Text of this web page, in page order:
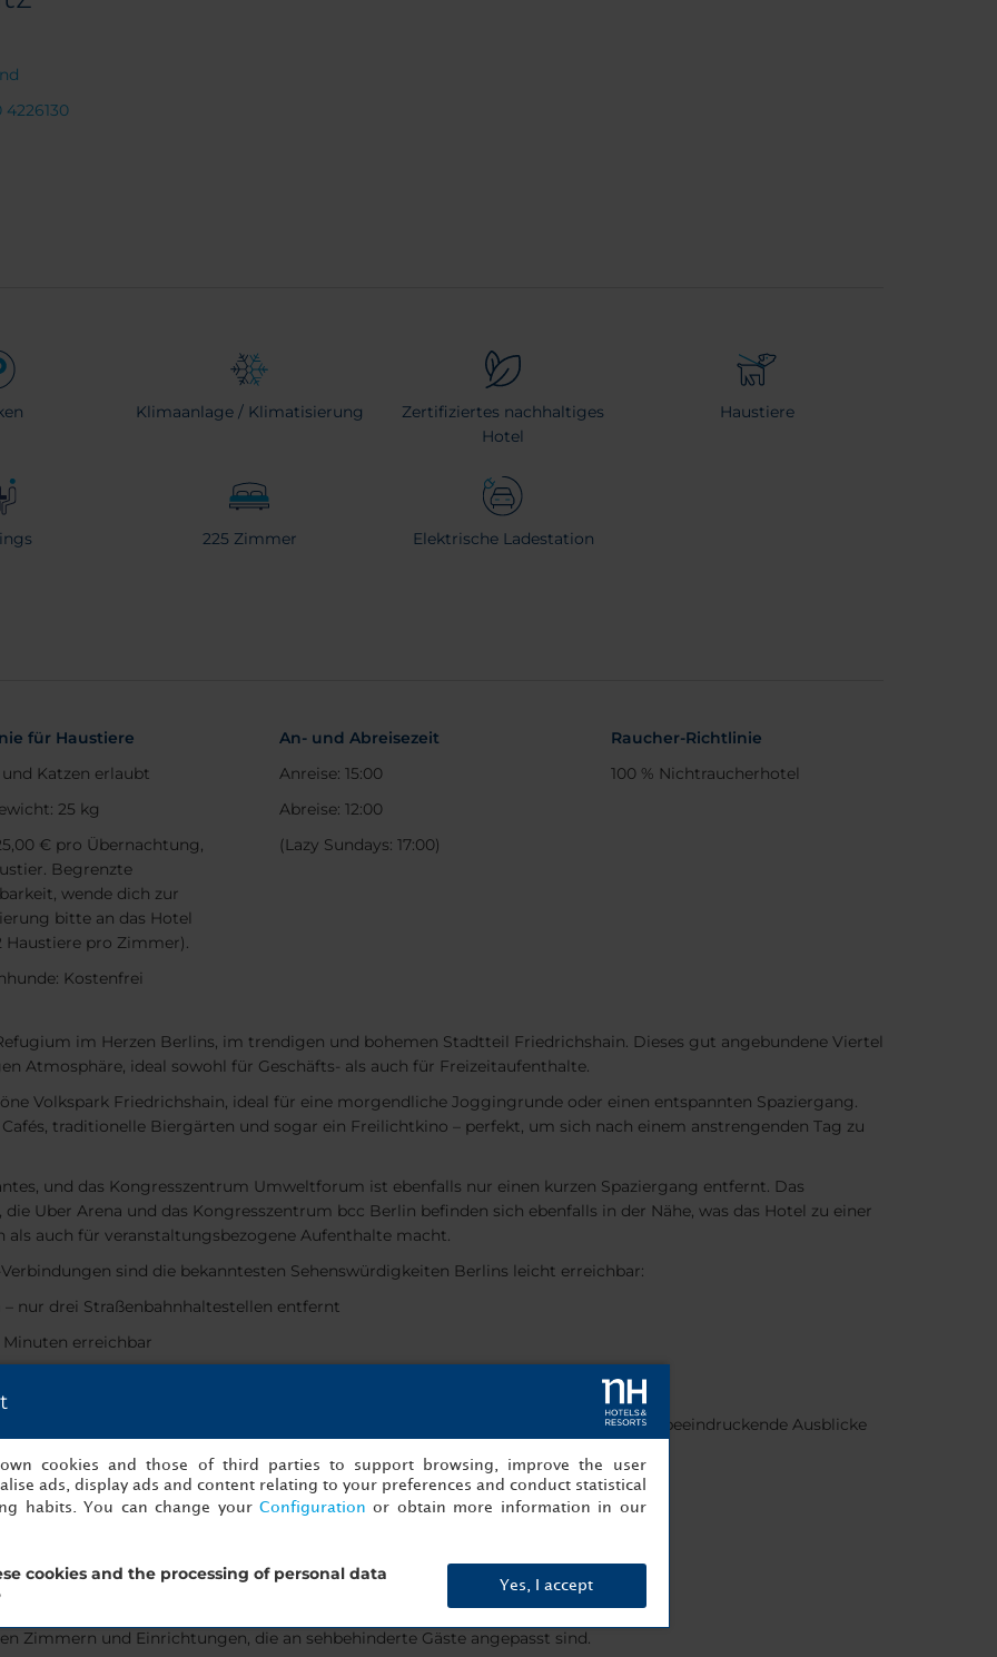
4226130
Klimaanlage / Klimatisierung
Zertifiziertes nachhaltiges
Hotel
Haustiere
225 Zimmer Elektrische Ladestation
für Haustiere
und Katzen erlaubt
25 kg
€ pro Übernachtung,
Begrenzte
wende dich zur
bitte an das Hotel
Haustiere pro Zimmer).
Kostenfrei
An- und Abreisezeit
Anreise: 15:00
Abreise: 12:00
(Lazy Sundays: 17:00)
Raucher-Richtlinie
100 % Nichtraucherhotel
im Herzen Berlins, im trendigen und bohemen Stadtteil Friedrichshain. Dieses gut angebundene Viertel
Atmosphäre, ideal sowohl für Geschäfts- als auch für Freizeitaufenthalte.
Volkspark Friedrichshain, ideal für eine morgendliche Joggingrunde oder einen entspannten Spaziergang.
traditionelle Biergärten und sogar ein Freilichtkino – perfekt, um sich nach einem anstrengenden Tag zu
und das Kongresszentrum Umweltforum ist ebenfalls nur einen kurzen Spaziergang entfernt. Das
Uber Arena und das Kongresszentrum bcc Berlin befinden sich ebenfalls in der Nähe, was das Hotel zu einer
als auch für veranstaltungsbezogene Aufenthalte macht.
sind die bekanntesten Sehenswürdigkeiten Berlins leicht erreichbar:
– nur drei Straßenbahnhaltestellen entfernt
erreichbar
Markt
und auf Komfort ausgelegt sind und sich über fünf Etagen verteilen. Viele bieten beeindruckende Ausblicke
gehören:
stehen zur Auswahl
Zimmern und Einrichtungen, die an sehbehinderte Gäste angepasst sind.
cookies and those of third parties to support browsing, improve the user
ads, display ads and content relating to your preferences and conduct statistical
habits. You can change your Configuration or obtain more information in our
cookies and the processing of personal data
Yes, I accept